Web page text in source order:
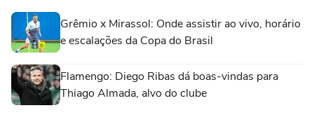
Grêmio x Mirassol: Onde assistir ao vivo, horário
e escalações da Copa do Brasil
Flamengo: Diego Ribas dá boas-vindas para
Thiago Almada, alvo do clube